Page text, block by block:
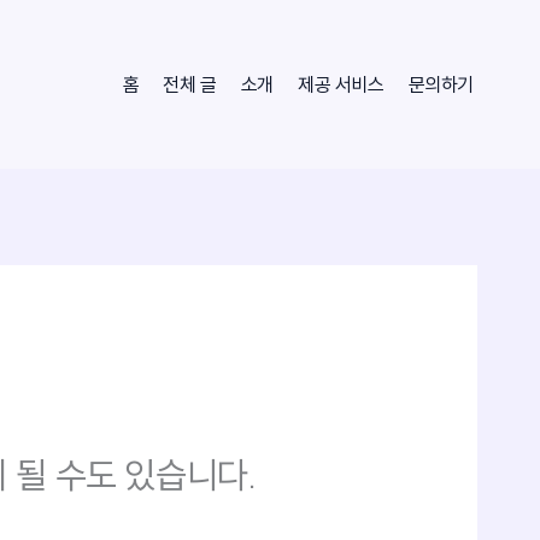
홈 전체 글 소개 제공 서비스 문의하기
될 수도 있습니다.